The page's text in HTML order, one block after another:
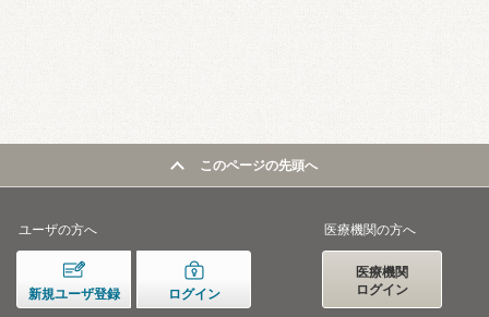
このページの先頭へ
ユーザの方へ
新規ユーザ登録 ログイン
医療機関の方へ
医療機関
ログイン